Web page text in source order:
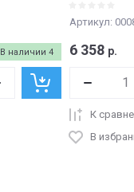
В наличии 4
Артикул:
6 358 р.
К
В